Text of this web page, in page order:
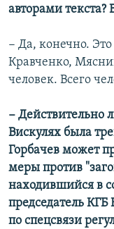
авторами
− Да, конечно.
Кравченко,
человек. Всего
− Действительно
Вискулях была
Горбачев может
меры против
находившийся в
председатель
по спецсвязи